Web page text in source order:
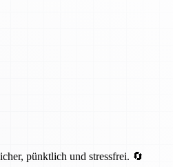
pünktlich und stressfrei. 🔄